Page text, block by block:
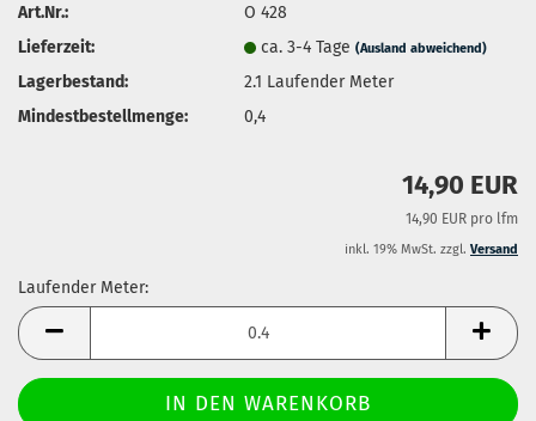
Art.Nr.:
O 428
Lieferzeit:
ca. 3-4 Tage(Ausland abweichend)
Lagerbestand: 2.1 Laufender Meter
Mindestbestellmenge:
0,4
14,90 EUR
14,90 EUR pro lfm
inkl. 19% MwSt. zzgl. Versand
Laufender Meter:
Laufender
Meter